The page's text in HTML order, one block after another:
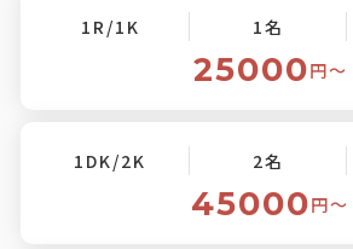
1R/1K 1名
25000円〜
1DK/2K 2名
45000円〜